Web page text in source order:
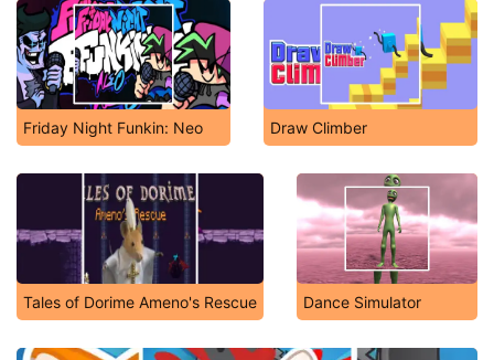
Friday Night Funkin: Neo Draw Climber
Tales of Dorime Ameno's Rescue Dance Simulator